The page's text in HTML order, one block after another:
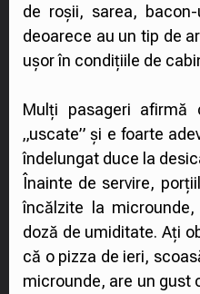
de roșii, sarea,
deoarece au un tip de
ușor în condițiile de
Mulți pasageri afirmă
„uscate” și e foarte
îndelungat duce la
Înainte de servire,
încălzite la
doză de umiditate. Ați
că o pizza de ieri,
microunde, are un gust